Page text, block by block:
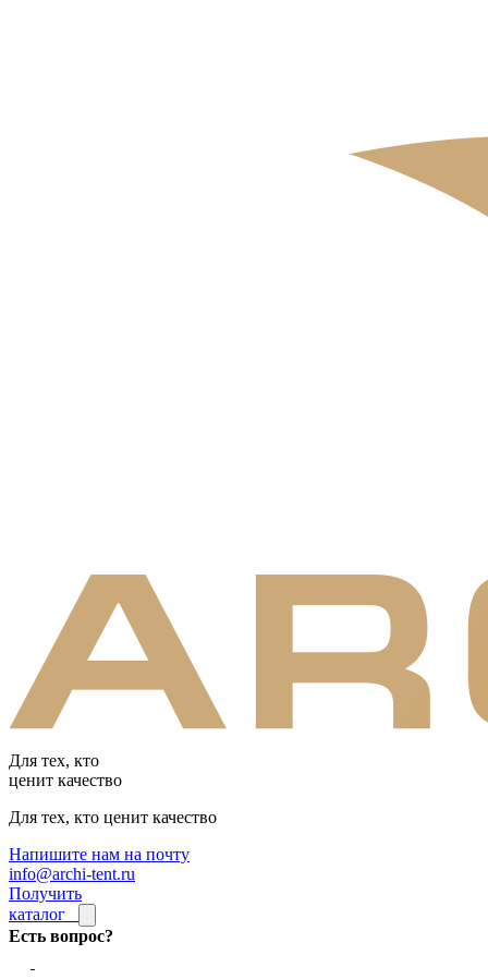
Для тех, кто
ценит качество
Для тех, кто ценит качество
Напишите нам на почту
info@archi-tent.ru
Получить
каталог
Есть вопрос?